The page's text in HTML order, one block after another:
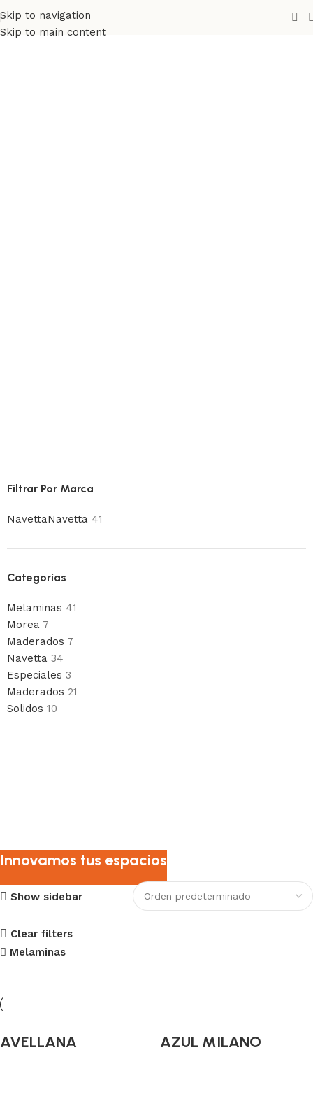
Skip to navigation
Skip to main content
Filtrar Por Marca
NavettaNavetta 41
Categorías
Melaminas 41
Morea 7
Maderados 7
Navetta 34
Especiales 3
Maderados 21
Solidos 10
Innovamos tus espacios
Show sidebar
Clear filters
Melaminas
AVELLANA AZUL MILANO